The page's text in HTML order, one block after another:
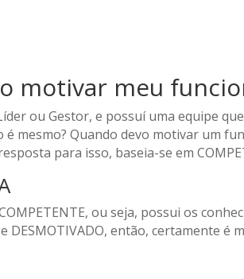
motivar meu
ou Gestor, e possuí uma equipe
mesmo? Quando devo motivar um
para isso, baseia-se em
ou seja, possui os
DESMOTIVADO, então, certamente é